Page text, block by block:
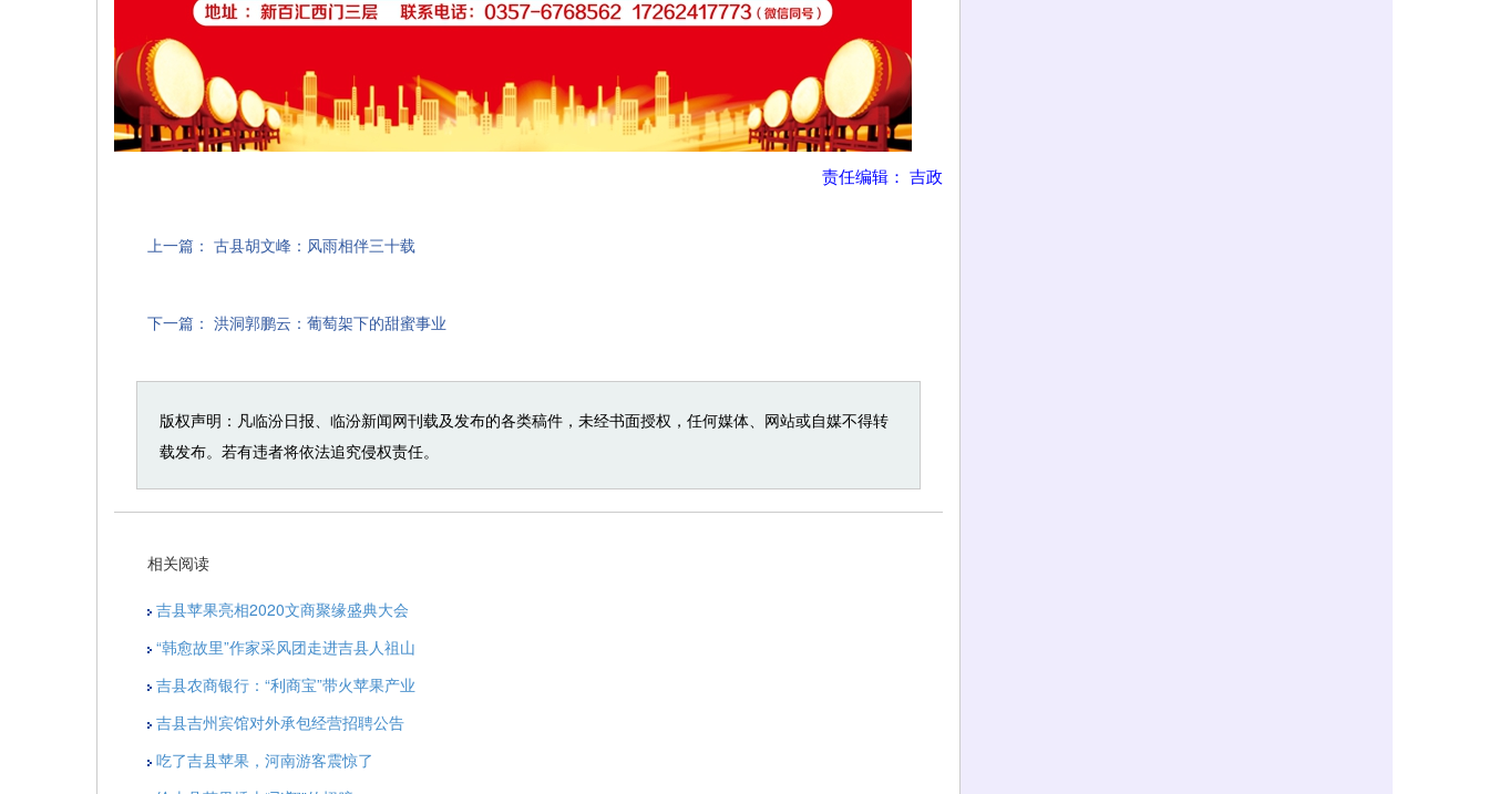
责任编辑： 吉政
上一篇： 古县胡文峰：风雨相伴三十载
下一篇： 洪洞郭鹏云：葡萄架下的甜蜜事业
版权声明：凡临汾日报、临汾新闻网刊载及发布的各类稿件，未经书面授权，任何媒体、网站或自媒不得转
载发布。若有违者将依法追究侵权责任。
相关阅读
吉县苹果亮相2020文商聚缘盛典大会
“韩愈故里”作家采风团走进吉县人祖山
吉县农商银行：“利商宝”带火苹果产业
吉县吉州宾馆对外承包经营招聘公告
吃了吉县苹果，河南游客震惊了